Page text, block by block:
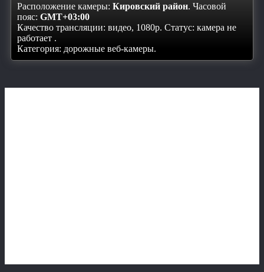
Расположение камеры: Кировский район. Часовой
пояс: GMT+03:00
Качество трансляции: видео, 1080p. Статус: камера не
работает .
Категория: дорожные веб-камеры.